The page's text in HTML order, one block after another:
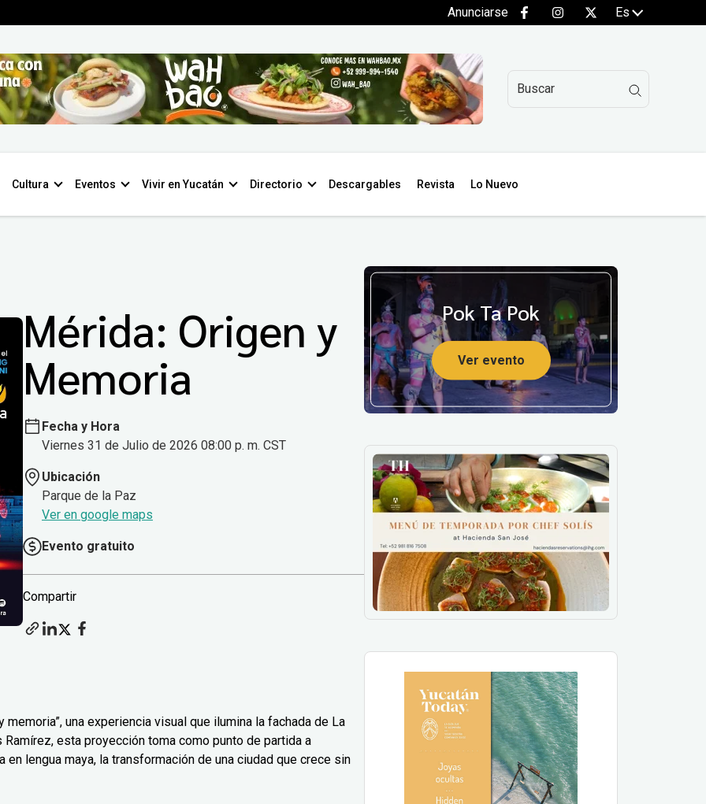
Anunciarse Es
Cultura Eventos Vivir en Yucatán Directorio Descargables Revista Lo Nuevo
Mérida: Origen y
Memoria
Fecha y Hora
Viernes 31 de Julio de 2026 08:00 p. m. CST
Ubicación
Parque de la Paz
Ver en google maps
Evento gratuito
Compartir
una experiencia visual que ilumina la fachada de La
esta proyección toma como punto de partida a
lengua maya, la transformación de una ciudad que crece sin
Pok Ta Pok
Ver evento